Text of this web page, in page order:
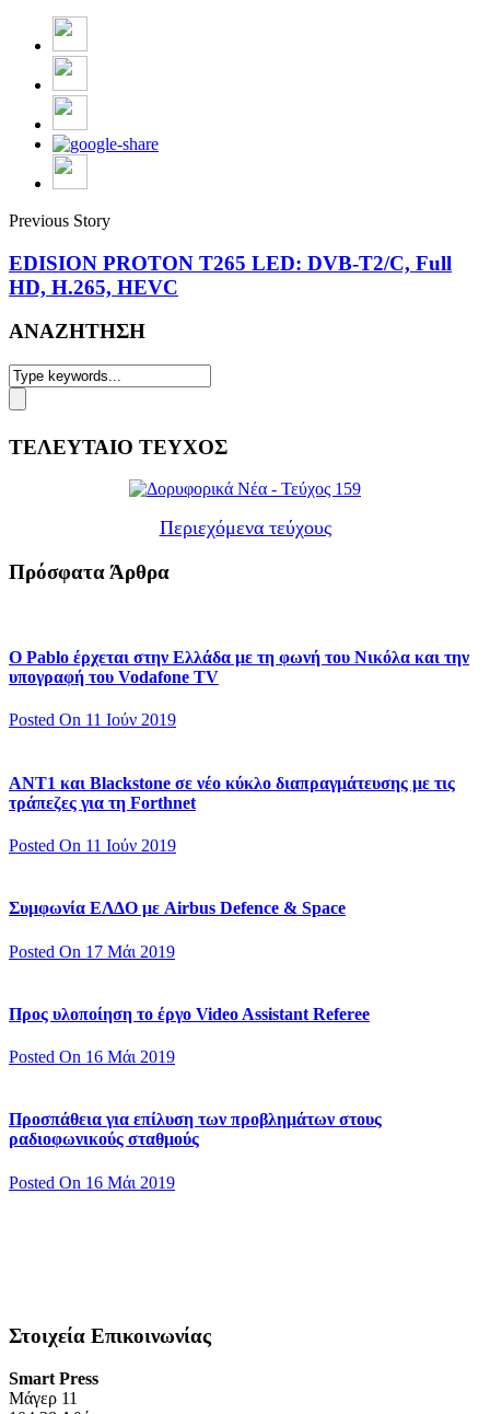
Previous Story
EDISION PROTON T265 LED: DVB-Τ2/C, Full
HD, H.265, HEVC
ΑΝΑΖΗΤΗΣΗ
ΤΕΛΕΥΤΑΙΟ ΤΕΥΧΟΣ
Περιεχόμενα τεύχους
Πρόσφατα Άρθρα
Ο Pablo έρχεται στην Ελλάδα με τη φωνή του Νικόλα και την
υπογραφή του Vodafone TV
Posted On 11 Ιούν 2019
ΑΝΤ1 και Blackstone σε νέο κύκλο διαπραγμάτευσης με τις
τράπεζες για τη Forthnet
Posted On 11 Ιούν 2019
Συμφωνία ΕΛΔΟ με Airbus Defence & Space
Posted On 17 Μάι 2019
Προς υλοποίηση το έργο Video Assistant Referee
Posted On 16 Μάι 2019
Προσπάθεια για επίλυση των προβλημάτων στους
ραδιοφωνικούς σταθμούς
Posted On 16 Μάι 2019
Στοιχεία Επικοινωνίας
Smart Press
Mάγερ 11